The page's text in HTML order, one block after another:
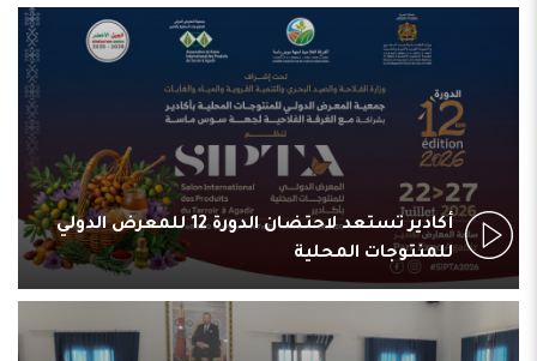
أكادير تستعد لاحتضان الدورة 12 للمعرض الدولي
للمنتوجات المحلية